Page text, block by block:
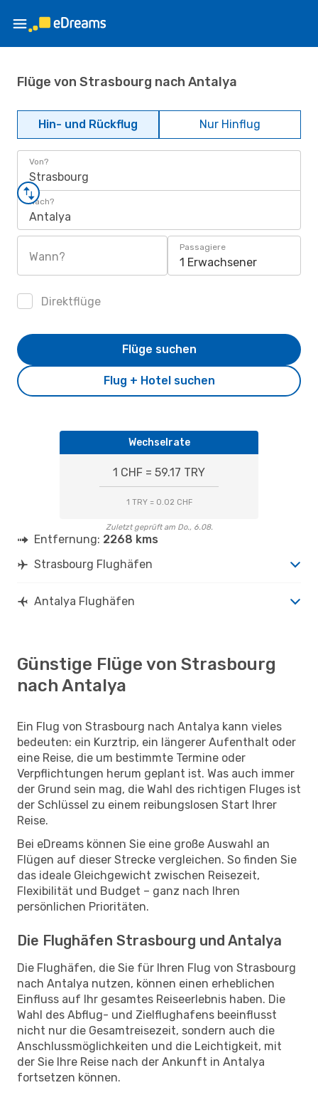
Flüge von Strasbourg nach Antalya
Hin- und Rückflug Nur Hinflug
Von?
Strasbourg
Nach?
Antalya
Wann?
Passagiere
1 Erwachsener
Direktflüge
Flug + Hotel suchen
Flüge suchen
Wechselrate
1 CHF = 59.17 TRY
1 TRY = 0.02 CHF
Zuletzt geprüft am Do., 6.08.
Entfernung: 2268 kms
Strasbourg Flughäfen
Antalya Flughäfen
Günstige Flüge von Strasbourg
nach Antalya
Ein Flug von Strasbourg nach Antalya kann vieles
bedeuten: ein Kurztrip, ein längerer Aufenthalt oder
eine Reise, die um bestimmte Termine oder
Verpflichtungen herum geplant ist. Was auch immer
der Grund sein mag, die Wahl des richtigen Fluges ist
der Schlüssel zu einem reibungslosen Start Ihrer
Reise.
Bei eDreams können Sie eine große Auswahl an
Flügen auf dieser Strecke vergleichen. So finden Sie
das ideale Gleichgewicht zwischen Reisezeit,
Flexibilität und Budget – ganz nach Ihren
persönlichen Prioritäten.
Die Flughäfen Strasbourg und Antalya
Die Flughäfen, die Sie für Ihren Flug von Strasbourg
nach Antalya nutzen, können einen erheblichen
Einfluss auf Ihr gesamtes Reiseerlebnis haben. Die
Wahl des Abflug- und Zielflughafens beeinflusst
nicht nur die Gesamtreisezeit, sondern auch die
Anschlussmöglichkeiten und die Leichtigkeit, mit
der Sie Ihre Reise nach der Ankunft in Antalya
fortsetzen können.